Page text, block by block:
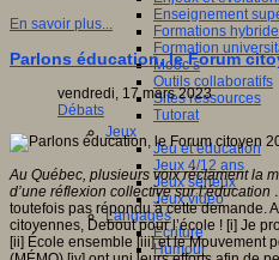
Enseignement
Formations
Formation
Mooc’s
Outils collaboratifs
Sites ressources
Tutorat
Jeux
Jeu et éducation
Jeux 4/12 ans
Jeux sérieux
Jeux vidéo
Langages
Ecriture
Humour
En savoir plus...
Parlons éducation, le Forum
vendredi, 17 mars 2023
Débats
Au Québec, plusieurs voix réclament la
d’une réflexion collective sur l’éducation
toutefois pas répondu à cette demande.
citoyennes, Debout pour l’école ! [i] Je
[ii] École ensemble [iii] et le Mouvement